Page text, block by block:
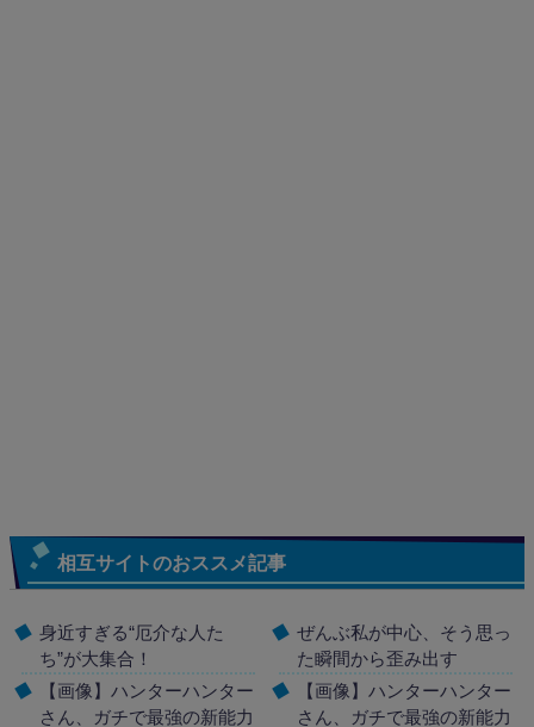
相互サイトのおススメ記事
身近すぎる“厄介な人た
ち”が大集合！
【画像】ハンターハンター
さん、ガチで最強の新能力
ぜんぶ私が中心、そう思っ
た瞬間から歪み出す
【画像】ハンターハンター
さん、ガチで最強の新能力